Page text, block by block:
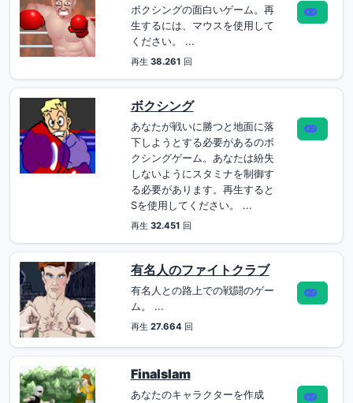
ボクシングの面白いゲーム。再
生するには、マウスを使用して
ください。 ...
再生 38.261 回
ボクシング
あなたが戦いに勝つと地面に落
下しようとする必要があるのボ
クシングゲーム。あなたは紛失
しないようにスタミナを制御す
る必要があります。再生すると
Sを使用してください。 ...
再生 32.451 回
有名人のファイトクラブ
有名人との路上での戦闘のゲー
ム。 ...
再生 27.664回
Finalslam
あなたのキャラクターを作成